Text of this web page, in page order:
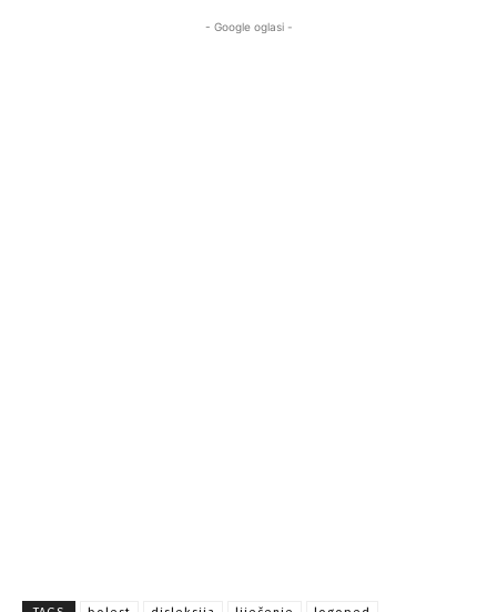
- Google oglasi -